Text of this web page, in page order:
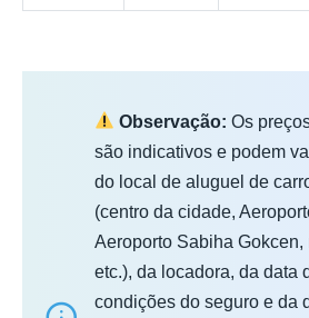
Observação: Os
são indicativos e podem
do local de aluguel de
(centro da cidade,
Aeroporto Sabiha Gokcen,
etc.), da locadora, da data
condições do seguro e da